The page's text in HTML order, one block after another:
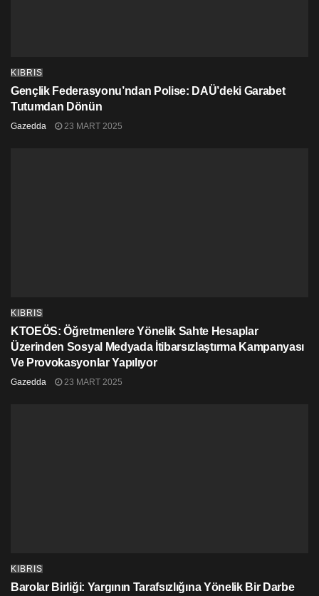
KIBRIS
Gençlik Federasyonu’ndan Polise: DAÜ’deki Garabet
Tutumdan Dönün
Gazedda 23 MART 2025
KIBRIS
KTOEÖS: Öğretmenlere Yönelik Sahte Hesaplar
Üzerinden Sosyal Medyada İtibarsızlaştırma Kampanyası
Ve Provokasyonlar Yapılıyor
Gazedda 23 MART 2025
KIBRIS
Barolar Birliği: Yargının Tarafsızlığına Yönelik Bir Darbe